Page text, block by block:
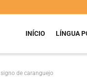
INÍCIO LÍNGUA
signo de caranguejo